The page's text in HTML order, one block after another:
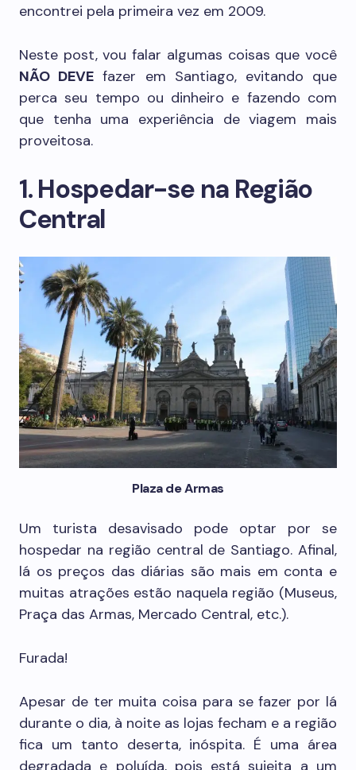
encontrei pela primeira vez em 2009.
Neste post, vou falar algumas coisas que você
NÃO DEVE fazer em Santiago, evitando que
perca seu tempo ou dinheiro e fazendo com
que tenha uma experiência de viagem mais
proveitosa.
1. Hospedar-se na Região
Central
Plaza de Armas
Um turista desavisado pode optar por se
hospedar na região central de Santiago. Afinal,
lá os preços das diárias são mais em conta e
muitas atrações estão naquela região (Museus,
Praça das Armas, Mercado Central, etc.).
Furada!
Apesar de ter muita coisa para se fazer por lá
durante o dia, à noite as lojas fecham e a região
fica um tanto deserta, inóspita. É uma área